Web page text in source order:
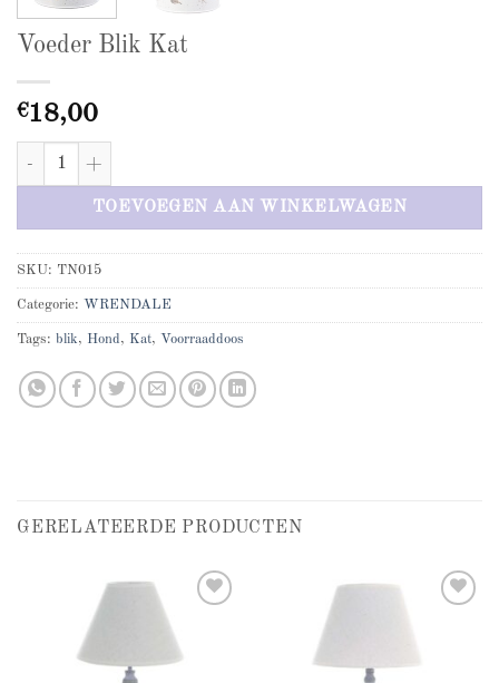
Voeder Blik Kat
€18,00
Voeder Blik Kat aantal
TOEVOEGEN AAN WINKELWAGEN
SKU: TN015
Categorie: WRENDALE
Tags: blik, Hond, Kat, Voorraaddoos
GERELATEERDE PRODUCTEN